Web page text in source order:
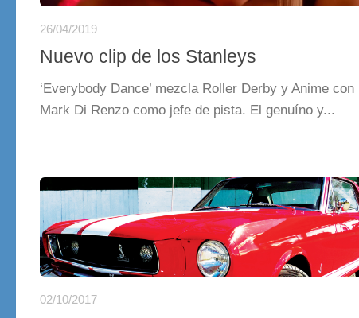
26/04/2019
Nuevo clip de los Stanleys
‘Everybody Dance’ mezcla Roller Derby y Anime con
Mark Di Renzo como jefe de pista. El genuíno y...
02/10/2017